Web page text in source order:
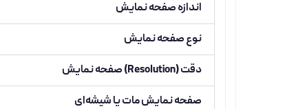
اندازه صفحه نمایش
نوع صفحه نمایش
دقت (Resolution) صفحه نمایش
صفحه نمایش مات یا شیشه‌ای